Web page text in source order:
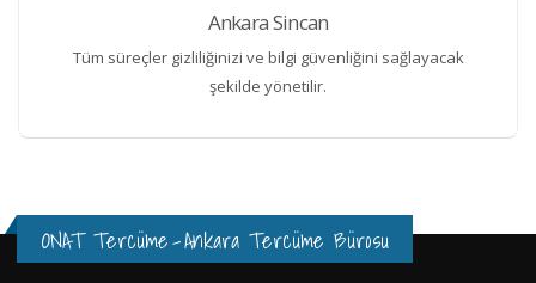
Ankara Sincan
Tüm süreçler gizliliğinizi ve bilgi güvenliğini sağlayacak
şekilde yönetilir.
ONAT Tercüme-Ankara Tercüme Bürosu